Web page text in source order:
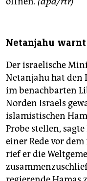
Netanjahu
Der israelische
Netanjahu hat
im benachbarten
Norden Israels
islamistischen
Probe stellen,
einer Rede vor
rief er die